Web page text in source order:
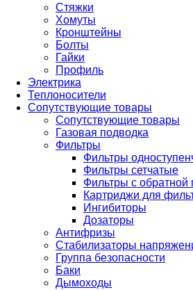
Стяжки
Хомуты
Кронштейны
Болты
Гайки
Профиль
Электрика
Теплоносители
Сопутствующие товары
Сопутствующие товары
Газовая подводка
Фильтры
Фильтры
Фильтры сетчатые
Фильтры с обратной
Картриджи для
Ингибиторы
Дозаторы
Антифризы
Стабилизаторы
Группа безопасности
Баки
Дымоходы